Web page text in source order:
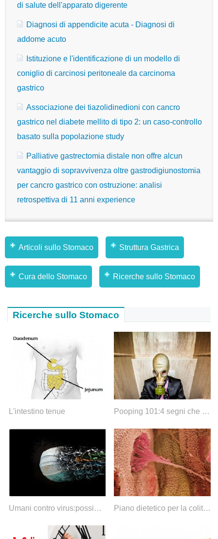
di salute dell'apparato digerente
Diagnosi di appendicite acuta - Diagnosi di
addome acuto
Istituzione e l'identificazione di un modello di
coniglio di carcinosi peritoneale da carcinoma
gastrico
Associazione dei tiazolidinedioni con cancro
gastrico nel diabete mellito di tipo 2: un caso-controllo
basato sulla popolazione study
Palliative gastrectomia distale non offre alcun
vantaggio di sopravvivenza oltre gastrodigiunostomia
per cancro gastrico con ostruzione: analisi
retrospettiva di 11 anni experience
Articoli sullo Stomaco Struttura Gastrica
Cura dello Stomaco Ricerche sullo Stomaco
Ricerche sullo Stomaco
L'intestino tenue Pooping 101:4 segni che la tua cacca è sana
Umani contro virus:possiamo evitare l'estinzione nel prossimo futuro? Piano dietetico per la colite ulcerosa